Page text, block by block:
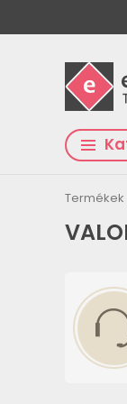
Termékek